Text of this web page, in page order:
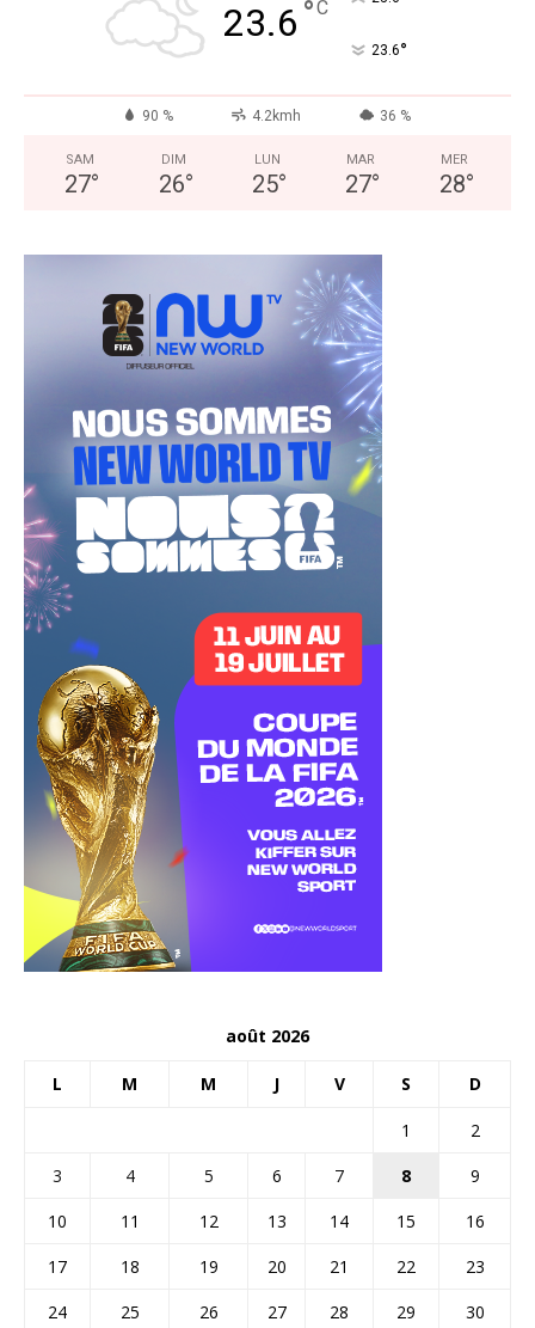
23.6 °C
23.6°
90 % 4.2kmh 36 %
SAM
27°
DIM
26°
LUN
25°
MAR
27°
MER
28°
août 2026
L M M J V S D
1
2
3
4 5 6 7 8
9
10
11 12 13 14 15
16
17
18 19 20 21 22
23
24
25 26 27 28 29
30